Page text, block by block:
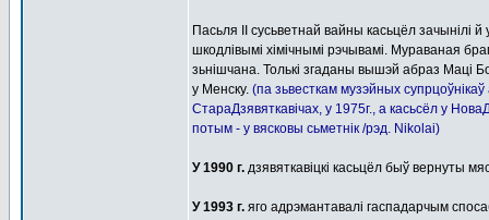
Пасьля ІІ сусьветнай вайны касьцёл зачынілі
шкодлівымі хімічнымі рэчывамі. Мураваная
зьнішчана. Толькі згаданы вышэй абраз Маці
у Менску. (па зьвесткам музэйных
СтараДзявяткавічах, у 1975г., а касьсёл у
потым - у вясковы сьметнік /рэд. Nikolai)
У 1990 г. дзявяткавіцкі касьцёл быў вернуты
У 1993 г. яго адрэмантавалі гаспадарчым